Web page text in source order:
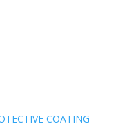
COATING